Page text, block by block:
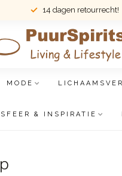
14 dagen retourrecht!
MODE
SFEER & INSPIRATIE